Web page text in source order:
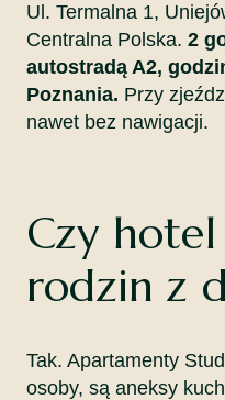
Ul. Termalna 1,
Centralna Polska. 2
autostradą A2,
Poznania. Przy
nawet bez nawigacji.
Czy
rodzin z
Tak. Apartamenty
osoby, są aneksy